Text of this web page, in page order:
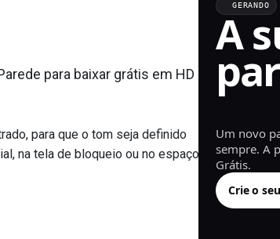
para baixar grátis em HD
para que o tom seja definido
na tela de bloqueio ou no espaço
GERANDO
A
Um novo
sempre. A
Grátis.
Crie o